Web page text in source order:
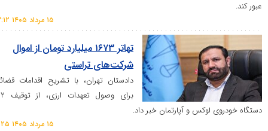
تهاتر ۱۶۷۳ میلیارد تومان از اموال
شرکت‌های تراستی
دادستان تهران، با تشریح اقدامات قضائی
برای وصول تعهدات ارزی، از توقیف ۱۷۲
و آپارتمان خبر داد.